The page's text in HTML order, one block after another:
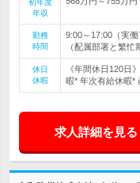
初年度
年収
勤務
時間
9:00～17:00（実
（配属部署と繁忙
休日
休暇
《年間休日120日
暇* 年次有給休暇*
求人詳細を見る